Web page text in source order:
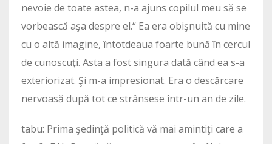
nevoie de toate astea, n-a ajuns copilul meu să se
vorbească aşa despre el.“ Ea era obişnuită cu mine
cu o altă ima­gine, întotdeaua foarte bună în cercul
de cunoscuţi. Asta a fost singura dată când ea s-a
exteriorizat. Şi m-a impresionat. Era o descărcare
nervoasă după tot ce strânsese într-un an de zile.
tabu: Prima şedinţă politică vă mai amintiţi care a